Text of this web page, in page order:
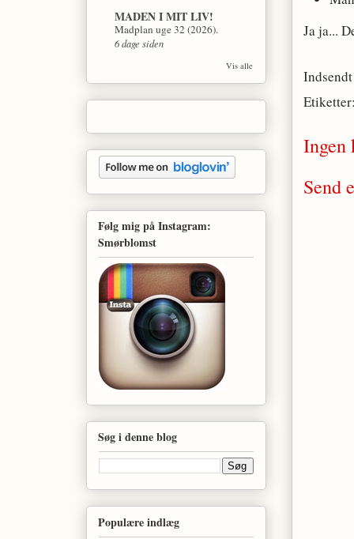
Ja ja...
Ingen
Send
MADEN I MIT LIV!
Madplan uge 32 (2026).
6 dage siden
Vis alle
Følg mig på Instagram:
Smørblomst
Søg i denne blog
Populære indlæg